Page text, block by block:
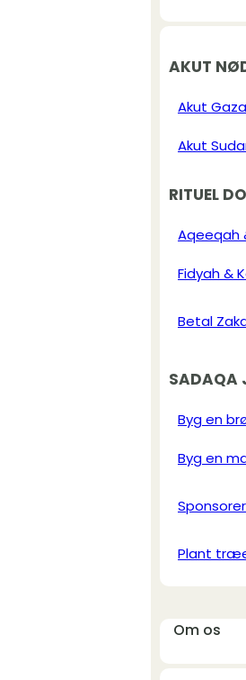
AKUT
Akut Gaza
Akut
RITUEL
Aqeeqah
Fidyah &
Betal
SADAQA
Byg en
Byg en
Plant
Om os